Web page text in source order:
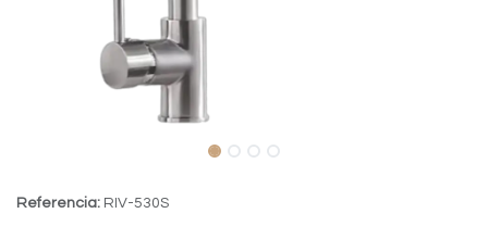
Referencia: RIV-530S